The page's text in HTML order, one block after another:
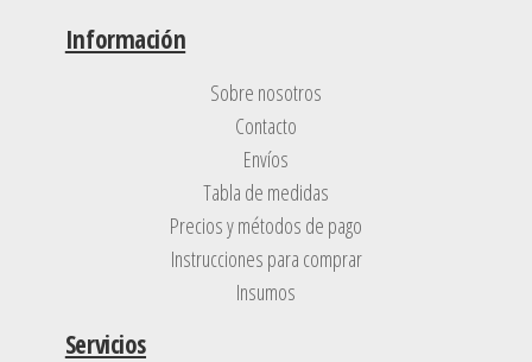
Información
Sobre nosotros
Contacto
Envíos
Tabla de medidas
Precios y métodos de pago
Instrucciones para comprar
Insumos
Servicios